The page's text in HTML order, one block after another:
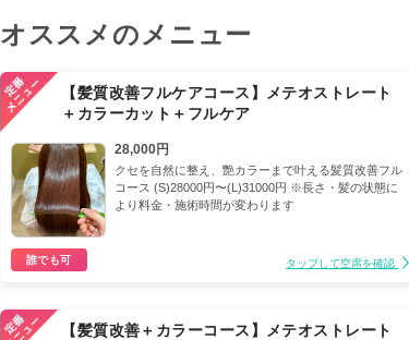
オススメのメニュー
【髪質改善フルケアコース】メテオストレート
＋カラーカット＋フルケア
28,000円
クセを自然に整え、艶カラーまで叶える髪質改善フル
コース (S)28000円〜(L)31000円 ※長さ・髪の状態に
より料金・施術時間が変わります
誰でも可 タップして空席を確認
【髪質改善＋カラーコース】メテオストレート